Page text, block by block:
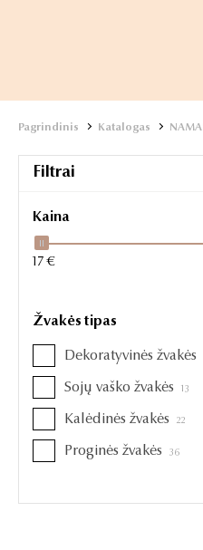
Pagrindinis Katalogas NAMAI
Filtrai
Kaina
17 €
Žvakės tipas
Dekoratyvinės žvakės
Sojų vaško žvakės 13
Kalėdinės žvakės 22
Proginės žvakės 36